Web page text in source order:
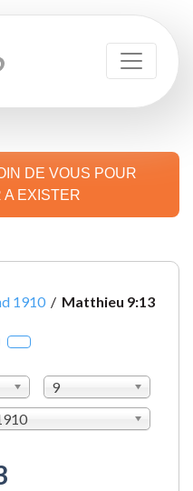
DE VOUS POUR
EXISTER
1910 / Matthieu 9:13
9